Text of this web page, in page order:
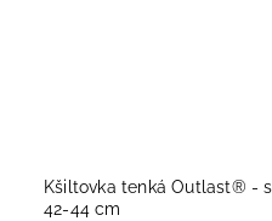
Kšiltovka tenká Outlast® -
42-44 cm